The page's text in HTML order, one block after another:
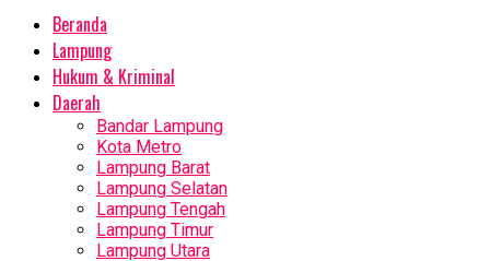
Beranda
Lampung
Hukum & Kriminal
Daerah
Bandar Lampung
Kota Metro
Lampung Barat
Lampung Selatan
Lampung Tengah
Lampung Timur
Lampung Utara